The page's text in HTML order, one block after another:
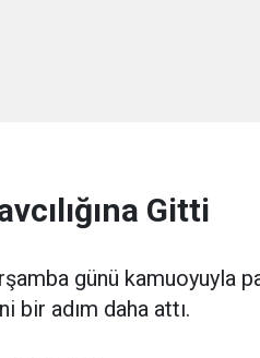
Gitti
günü kamuoyuyla
bir adım daha attı.